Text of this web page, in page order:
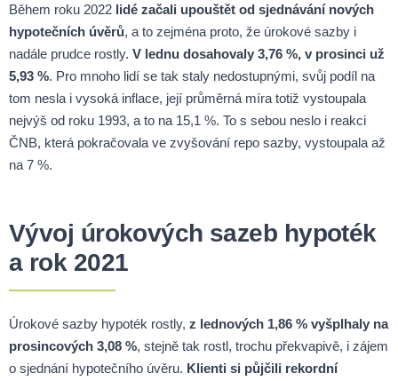
Během roku 2022 lidé začali upouštět od sjednávání nových
hypotečních úvěrů, a to zejména proto, že úrokové sazby i
nadále prudce rostly. V lednu dosahovaly 3,76 %, v prosinci už
5,93 %. Pro mnoho lidí se tak staly nedostupnými, svůj podíl na
tom nesla i vysoká inflace, její průměrná míra totiž vystoupala
nejvýš od roku 1993, a to na 15,1 %. To s sebou neslo i reakci
ČNB, která pokračovala ve zvyšování repo sazby, vystoupala až
na 7 %.
Vývoj úrokových sazeb hypoték
a rok 2021
Úrokové sazby hypoték rostly, z lednových 1,86 % vyšplhaly na
prosincových 3,08 %, stejně tak rostl, trochu překvapivě, i zájem
o sjednání hypotečního úvěru. Klienti si půjčili rekordní